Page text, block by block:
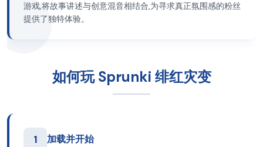
游戏,将故事讲述与创意混音相结合,为寻求真正氛围感的粉丝
提供了独特体验。
如何玩 Sprunki 绯红灾变
1 加载并开始